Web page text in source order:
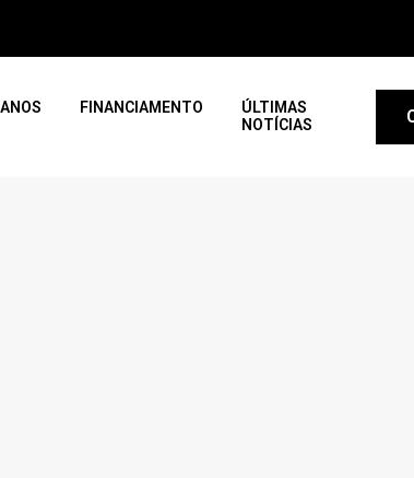
FINANCIAMENTO
ÚLTIMAS
NOTÍCIAS